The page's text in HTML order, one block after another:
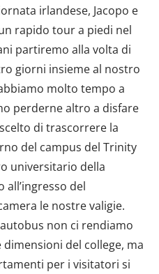
irlandese, Jacopo e
rapido tour a piedi nel
partiremo alla volta di
giorni insieme al nostro
molto tempo a
perderne altro a disfare
di trascorrere la
del campus del Trinity
universitario della
all’ingresso del
le nostre valigie.
non ci rendiamo
del college, ma
per i visitatori si